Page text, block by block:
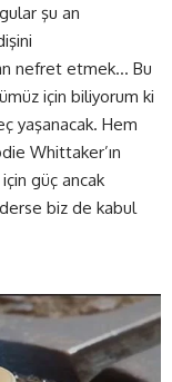
şu an
nefret etmek… Bu
için biliyorum ki
yaşanacak. Hem
Whittaker’ın
güç ancak
biz de kabul